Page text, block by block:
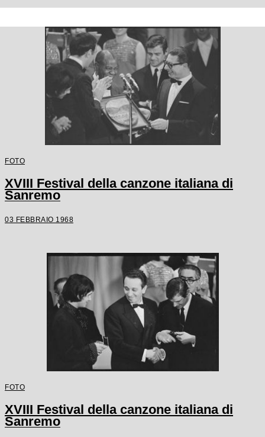
FOTO
XVIII Festival della canzone italiana di
Sanremo
03 FEBBRAIO 1968
FOTO
XVIII Festival della canzone italiana di
Sanremo